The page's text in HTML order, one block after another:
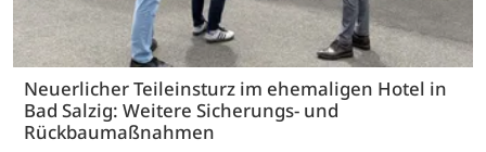
Neuerlicher Teileinsturz im ehemaligen Hotel in
Bad Salzig: Weitere Sicherungs- und
Rückbaumaßnahmen